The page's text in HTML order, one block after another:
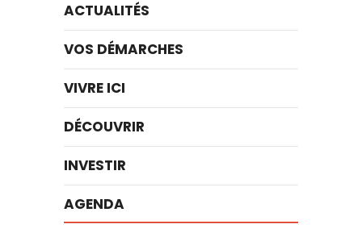
ACTUALITÉS
VOS DÉMARCHES
VIVRE ICI
DÉCOUVRIR
INVESTIR
AGENDA